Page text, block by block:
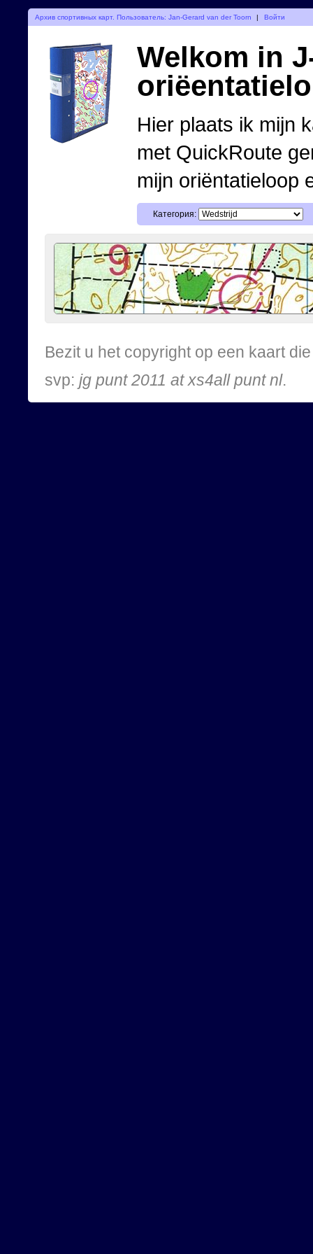
Архив спортивных карт. Пользователь: Jan-Gerard van der Toorn | Войти
Welkom in
Hier plaats ik mijn
met QuickRoute
mijn oriëntatieloop
Категория:
Bezit u het copyright op een kaart
svp: jg punt 2011 at xs4all punt nl.